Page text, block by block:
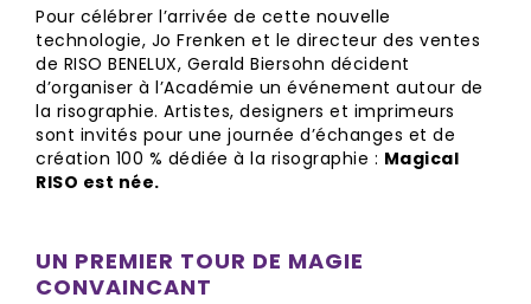
Pour célébrer l’arrivée de cette nouvelle
technologie, Jo Frenken et le directeur des ventes
de RISO BENELUX, Gerald Biersohn décident
d’organiser à l’Académie un événement autour de
la risographie. Artistes, designers et imprimeurs
sont invités pour une journée d’échanges et de
création 100 % dédiée à la risographie : Magical
RISO est née.
UN PREMIER TOUR DE MAGIE
CONVAINCANT